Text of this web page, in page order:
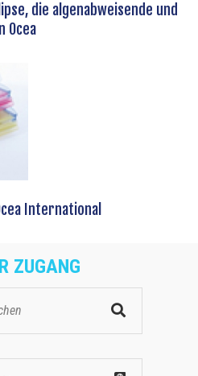
die algenabweisende und
Ocea
International
ZUGANG